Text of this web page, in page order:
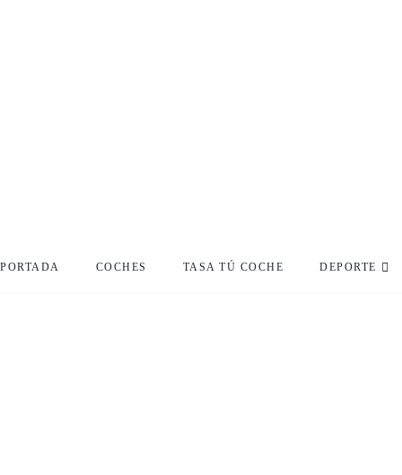
PORTADA COCHES TASA TÚ COCHE DEPORTE